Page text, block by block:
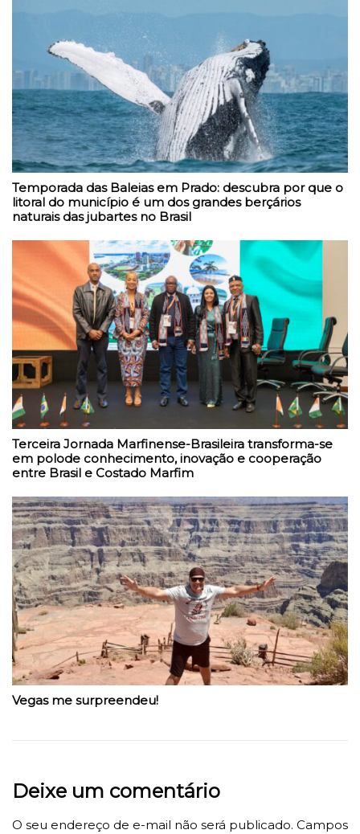
Temporada das Baleias em Prado: descubra por que o
litoral do município é um dos grandes berçários
naturais das jubartes no Brasil
Terceira Jornada Marfinense-Brasileira transforma-se
em polode conhecimento, inovação e cooperação
entre Brasil e Costado Marfim
Vegas me surpreendeu!
Deixe um comentário
O seu endereço de e-mail não será publicado. Campos